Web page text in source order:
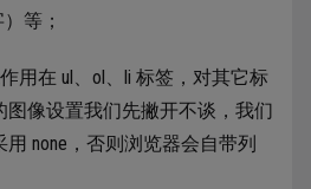
等；
用在 ul、ol、li 标签，对其它标
像设置我们先撇开不谈，我们
none，否则浏览器会自带列